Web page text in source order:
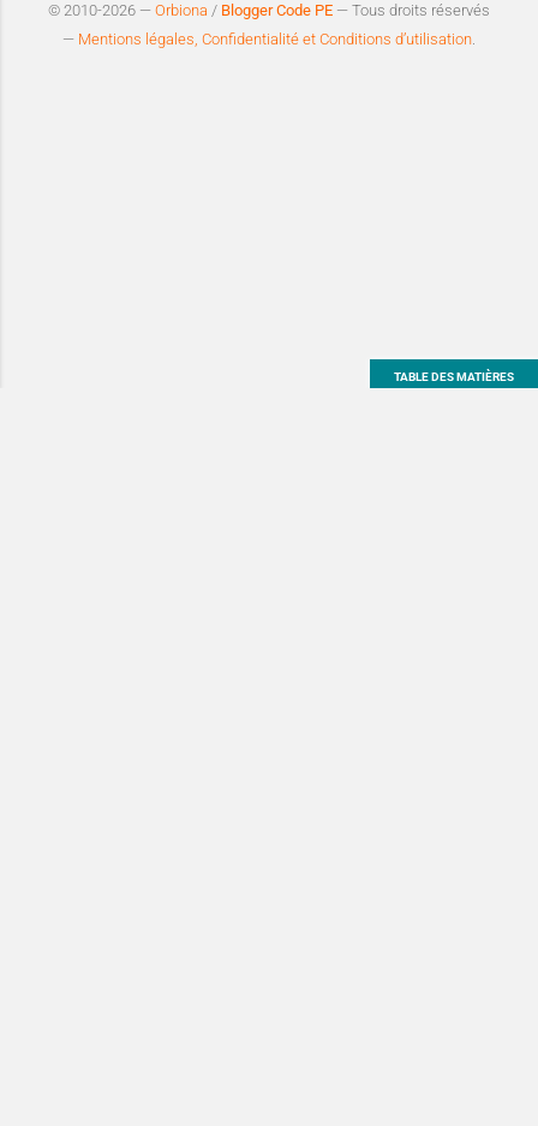
TABLE DES MATIÈRES
© 2010-2026 — Orbiona / Blogger Code PE — Tous droits réservés
— Mentions légales, Confidentialité et Conditions d’utilisation.